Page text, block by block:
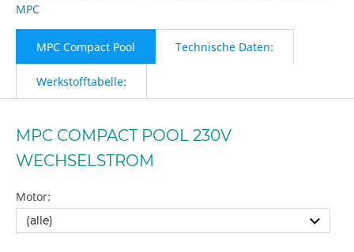
MPC
MPC Compact Pool Technische Daten:
Werkstofftabelle:
MPC COMPACT POOL 230V
WECHSELSTROM
Motor: